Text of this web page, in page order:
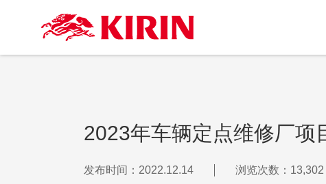
2023年车辆定点维修厂项
发布时间：2022.12.14 浏览次数：13,302